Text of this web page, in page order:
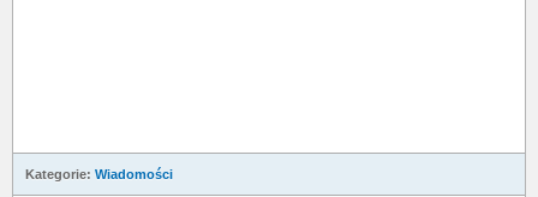
Kategorie: Wiadomości